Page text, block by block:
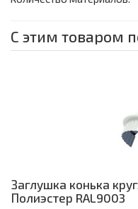
С этим товаром
Заглушка конька
Полиэстер RAL9003